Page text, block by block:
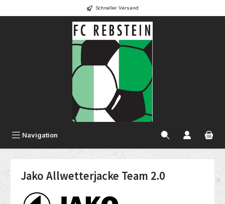
Schneller Versand
Navigation
Jako Allwetterjacke Team 2.0